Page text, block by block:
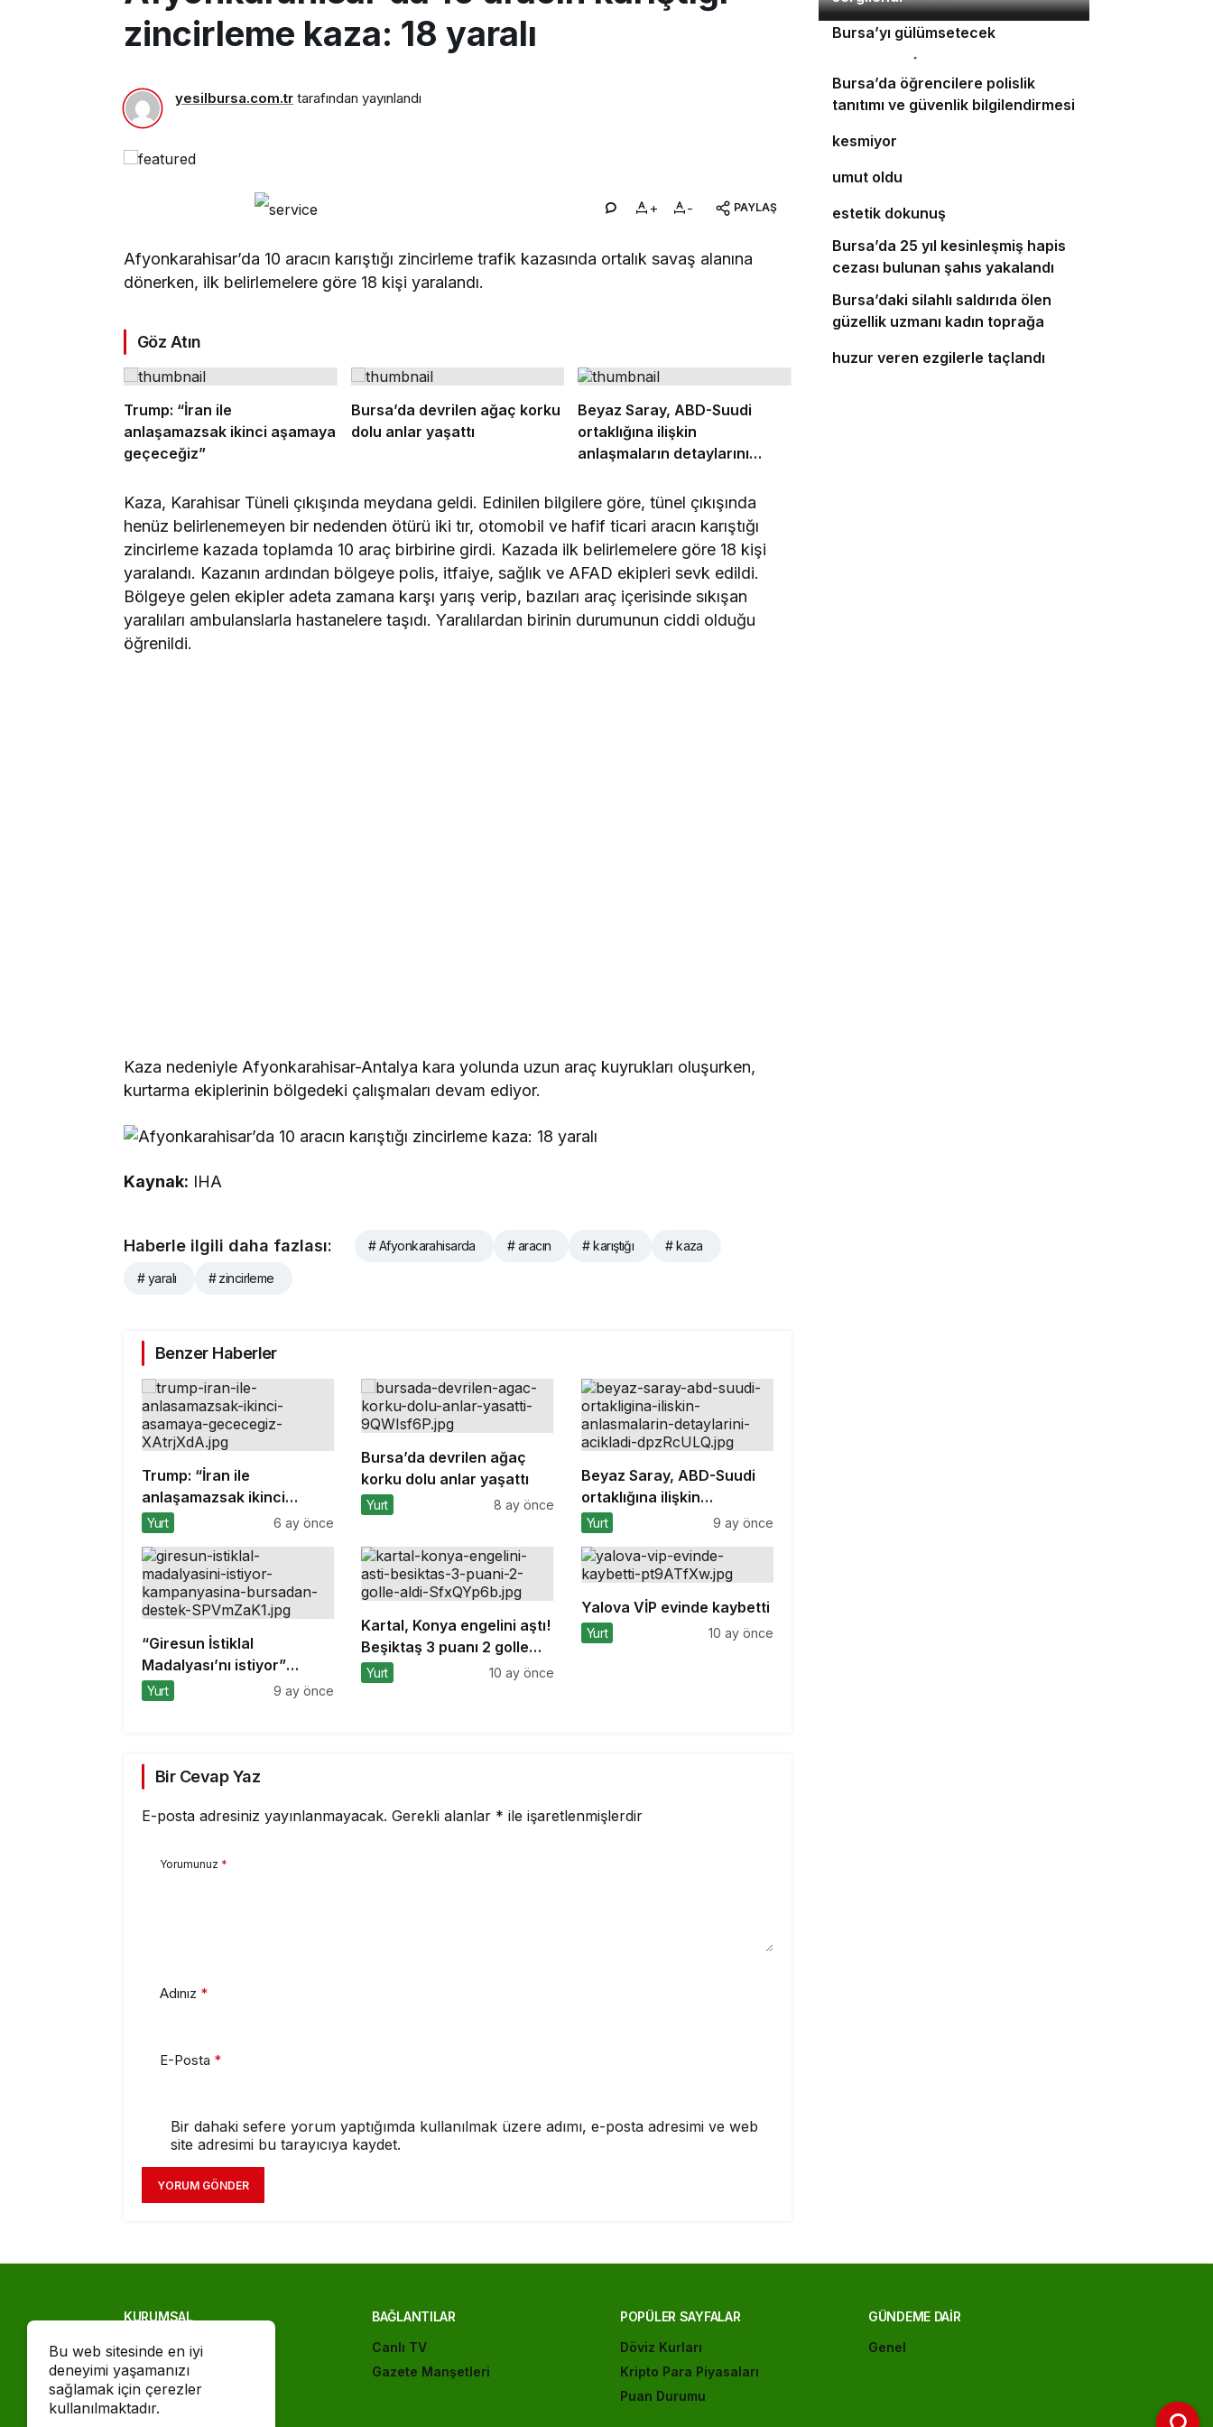
zincirleme kaza: 18 yaralı
yesilbursa.com.tr tarafından yayınlandı
+ - PAYLAŞ
Afyonkarahisar’da 10 aracın karıştığı zincirleme trafik kazasında ortalık savaş alanına
dönerken, ilk belirlemelere göre 18 kişi yaralandı.
Göz Atın
Trump: “İran ile
anlaşamazsak ikinci aşamaya
geçeceğiz”
Bursa’da devrilen ağaç korku
dolu anlar yaşattı
Beyaz Saray, ABD-Suudi
ortaklığına ilişkin
anlaşmaların detaylarını
Kaza, Karahisar Tüneli çıkışında meydana geldi. Edinilen bilgilere göre, tünel çıkışında
henüz belirlenemeyen bir nedenden ötürü iki tır, otomobil ve hafif ticari aracın karıştığı
zincirleme kazada toplamda 10 araç birbirine girdi. Kazada ilk belirlemelere göre 18 kişi
yaralandı. Kazanın ardından bölgeye polis, itfaiye, sağlık ve AFAD ekipleri sevk edildi.
Bölgeye gelen ekipler adeta zamana karşı yarış verip, bazıları araç içerisinde sıkışan
yaralıları ambulanslarla hastanelere taşıdı. Yaralılardan birinin durumunun ciddi olduğu
öğrenildi.
Kaza nedeniyle Afyonkarahisar-Antalya kara yolunda uzun araç kuyrukları oluşurken,
kurtarma ekiplerinin bölgedeki çalışmaları devam ediyor.
Kaynak: IHA
Haberle ilgili daha fazlası: # Afyonkarahisarda # aracın # karıştığı # kaza
# yaralı # zincirleme
Benzer Haberler
Trump: “İran ile
anlaşamazsak ikinci
aşamaya geçeceğiz”
Yurt 6 ay önce
Bursa’da devrilen ağaç
korku dolu anlar yaşattı
Yurt 8 ay önce
Beyaz Saray, ABD-Suudi
ortaklığına ilişkin
anlaşmaların detaylarını
Yurt 9 ay önce
“Giresun İstiklal
Madalyası’nı istiyor”
kampanyasına Bursa’dan
Yurt 9 ay önce
Kartal, Konya engelini aştı!
Beşiktaş 3 puanı 2 golle
aldı
Yurt 10 ay önce
Yalova VİP evinde kaybetti
Yurt 10 ay önce
Bir Cevap Yaz
E-posta adresiniz yayınlanmayacak. Gerekli alanlar * ile işaretlenmişlerdir
Yorumunuz *
Adınız *
E-Posta *
Bir dahaki sefere yorum yaptığımda kullanılmak üzere adımı, e-posta adresimi ve web
site adresimi bu tarayıcıya kaydet.
YORUM GÖNDER
Orhaneli’nin turizm potansiyeli
Bursa’yı gülümsetecek
3
Bursa’da öğrencilere polislik
tanıtımı ve güvenlik bilgilendirmesi
5
kesmiyor
umut oldu
estetik dokunuş
8
Bursa’da 25 yıl kesinleşmiş hapis
cezası bulunan şahıs yakalandı
9
Bursa’daki silahlı saldırıda ölen
güzellik uzmanı kadın toprağa
10
‘Osmangazi Ramazan Sokağı’
huzur veren ezgilerle taçlandı
Bu web sitesinde en iyi
deneyimi yaşamanızı
sağlamak için çerezler
kullanılmaktadır.
KURUMSAL
İletişim
Künye
Gizlilik politikası
BAĞLANTILAR
Canlı TV
Gazete Manşetleri
POPÜLER SAYFALAR
Döviz Kurları
Kripto Para Piyasaları
Puan Durumu
GÜNDEME DAIR
Genel